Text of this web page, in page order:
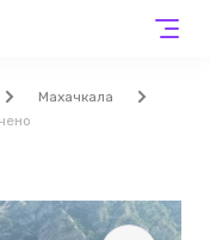
Махачкала